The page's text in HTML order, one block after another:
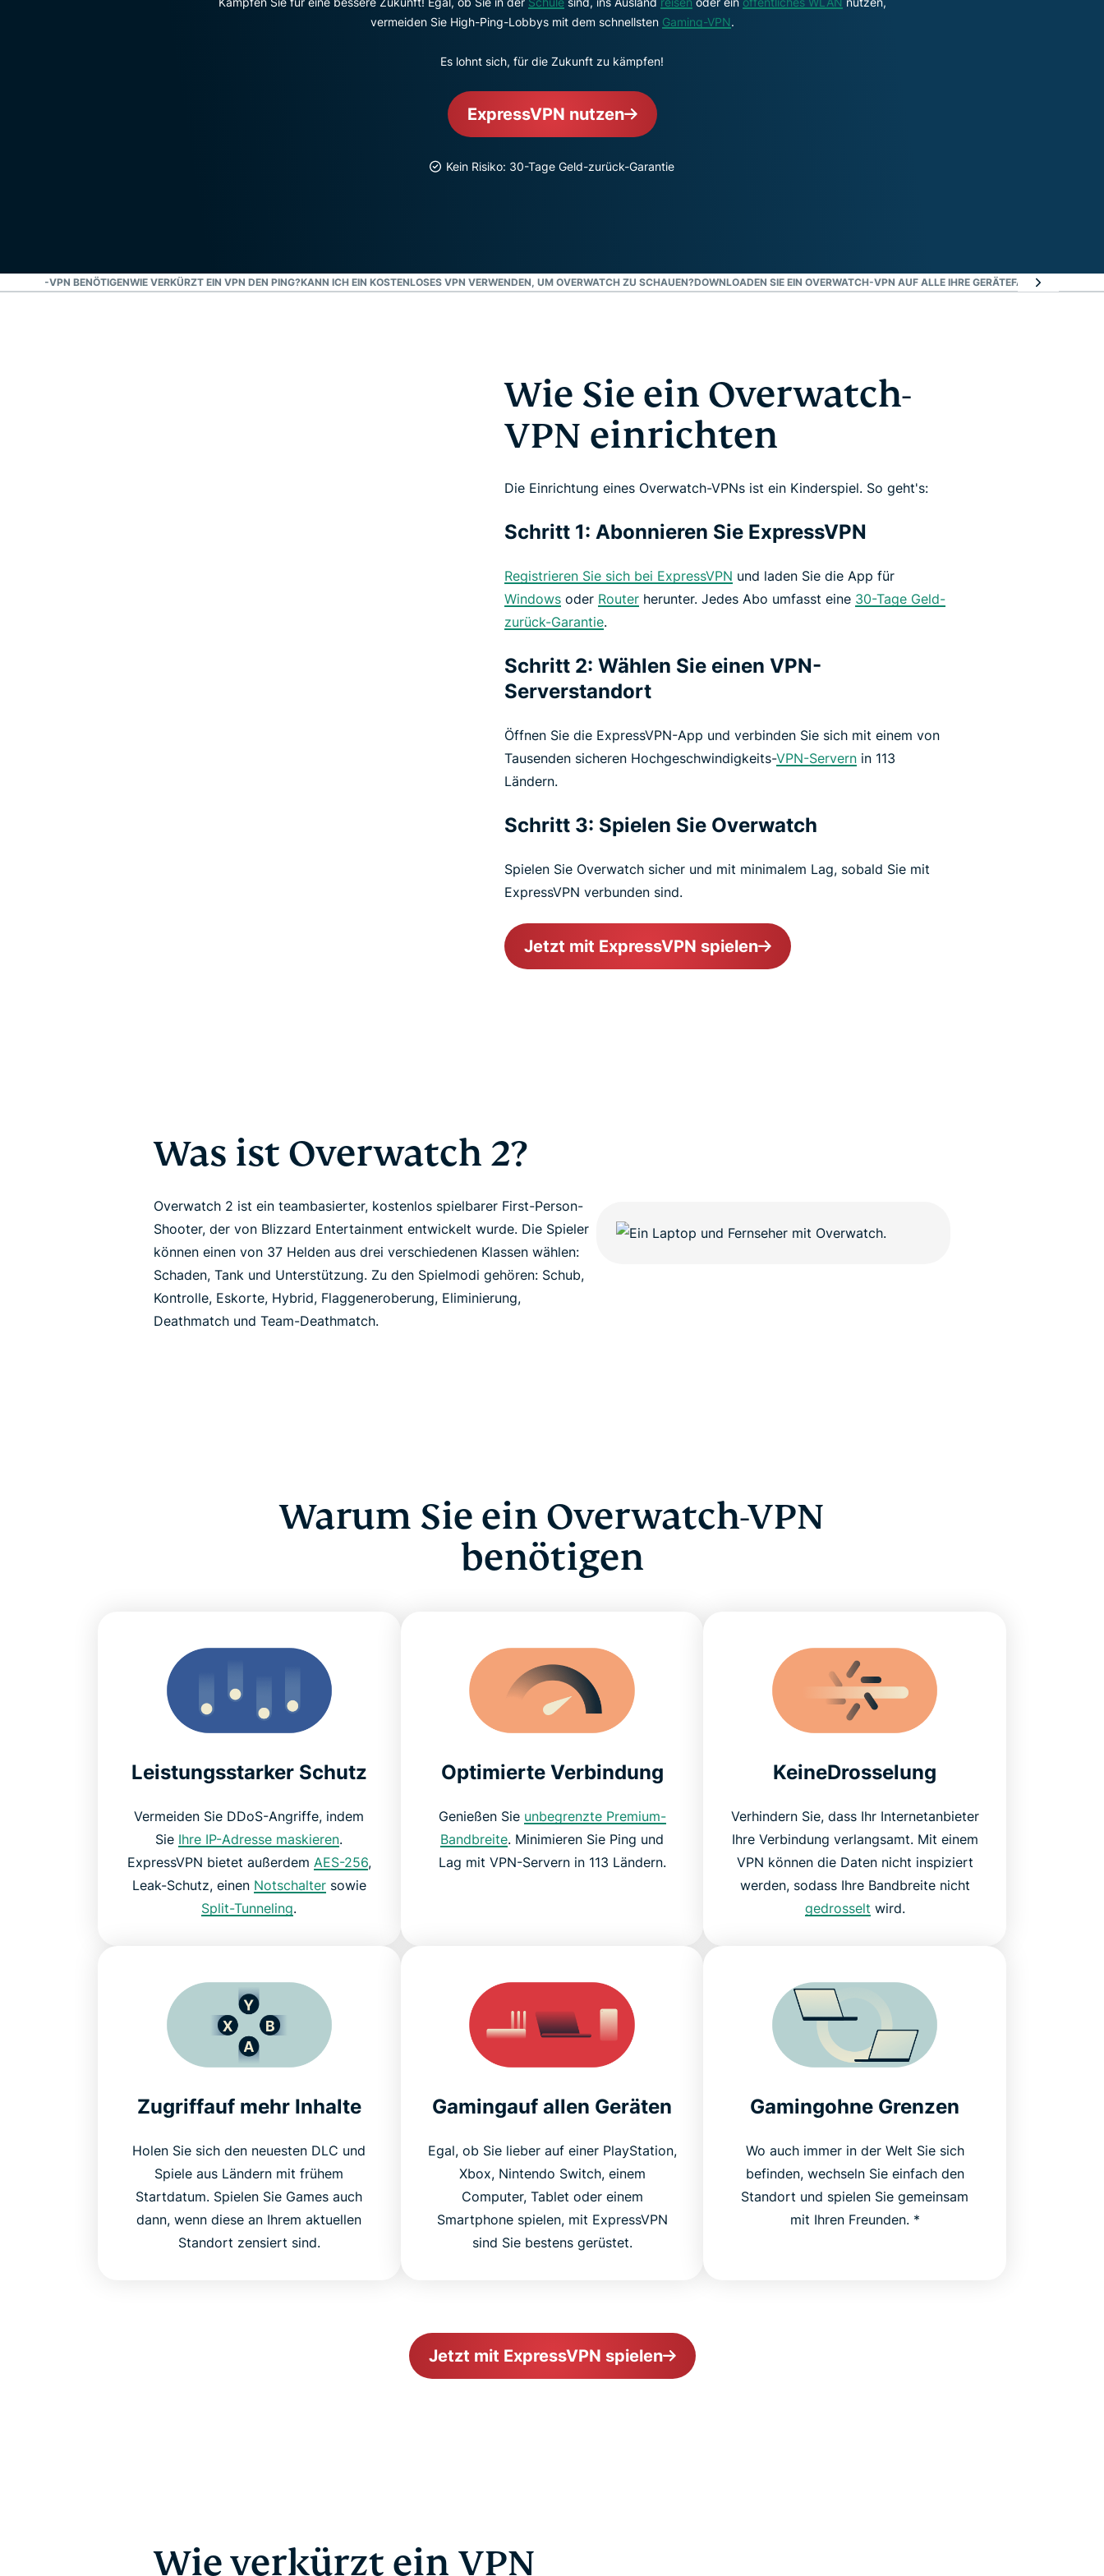
und mehr.
Intelligenz basiert.
Identity
Leistungsstarke
Monitorung und
Datenlöscung
vermeiden Sie High-Ping-Lobbys mit dem schnellsten Gaming-VPN.
Es lohnt sich, für die Zukunft zu kämpfen!
ExpressVPN nutzen
Kein Risiko: 30-Tage Geld-zurück-Garantie
VPN BENÖTIGENWIE VERKÜRZT EIN VPN DEN PING?KANN ICH EIN KOSTENLOSES VPN VERWENDEN, UM OVERWATCH ZU SCHAUEN?DOWNLOADEN SIE EIN OVERWATCH-VPN AUF ALLE IHRE GERÄTEFAQ:
Wie Sie ein Overwatch-
VPN einrichten
Die Einrichtung eines Overwatch-VPNs ist ein Kinderspiel. So geht's:
Schritt 1: Abonnieren Sie ExpressVPN
Registrieren Sie sich bei ExpressVPN und laden Sie die App für
Windows oder Router herunter. Jedes Abo umfasst eine 30-Tage Geld-
zurück-Garantie.
Schritt 2: Wählen Sie einen VPN-
Serverstandort
Öffnen Sie die ExpressVPN-App und verbinden Sie sich mit einem von
Tausenden sicheren Hochgeschwindigkeits-VPN-Servern in 113
Ländern.
Schritt 3: Spielen Sie Overwatch
Spielen Sie Overwatch sicher und mit minimalem Lag, sobald Sie mit
ExpressVPN verbunden sind.
Jetzt mit ExpressVPN spielen
Was ist Overwatch 2?
Overwatch 2 ist ein teambasierter, kostenlos spielbarer First-Person-
Shooter, der von Blizzard Entertainment entwickelt wurde. Die Spieler
können einen von 37 Helden aus drei verschiedenen Klassen wählen:
Schaden, Tank und Unterstützung. Zu den Spielmodi gehören: Schub,
Kontrolle, Eskorte, Hybrid, Flaggeneroberung, Eliminierung,
Deathmatch und Team-Deathmatch.
Warum Sie ein Overwatch-VPN
benötigen
Leistungsstarker Schutz
Vermeiden Sie DDoS-Angriffe, indem
Sie Ihre IP-Adresse maskieren.
ExpressVPN bietet außerdem AES-256,
Leak-Schutz, einen Notschaltersowie
Split-Tunneling.
Optimierte Verbindung
Genießen Sie unbegrenzte Premium-
Bandbreite. Minimieren Sie Ping und
Lag mit VPN-Servern in 113 Ländern.
KeineDrosselung
Verhindern Sie, dass Ihr Internetanbieter
Ihre Verbindung verlangsamt. Mit einem
VPN können die Daten nicht inspiziert
werden, sodass Ihre Bandbreite nicht
gedrosselt wird.
Zugriffauf mehr Inhalte
Holen Sie sich den neuesten DLC und
Spiele aus Ländern mit frühem
Startdatum. Spielen Sie Games auch
dann, wenn diese an Ihrem aktuellen
Standort zensiert sind.
Gamingauf allen Geräten
Egal, ob Sie lieber auf einer PlayStation,
Xbox, Nintendo Switch, einem
Computer, Tablet oder einem
Smartphone spielen, mit ExpressVPN
sind Sie bestens gerüstet.
Gamingohne Grenzen
Wo auch immer in der Welt Sie sich
befinden, wechseln Sie einfach den
Standort und spielen Sie gemeinsam
mit Ihren Freunden. *
Jetzt mit ExpressVPN spielen
Wie verkürzt ein VPN